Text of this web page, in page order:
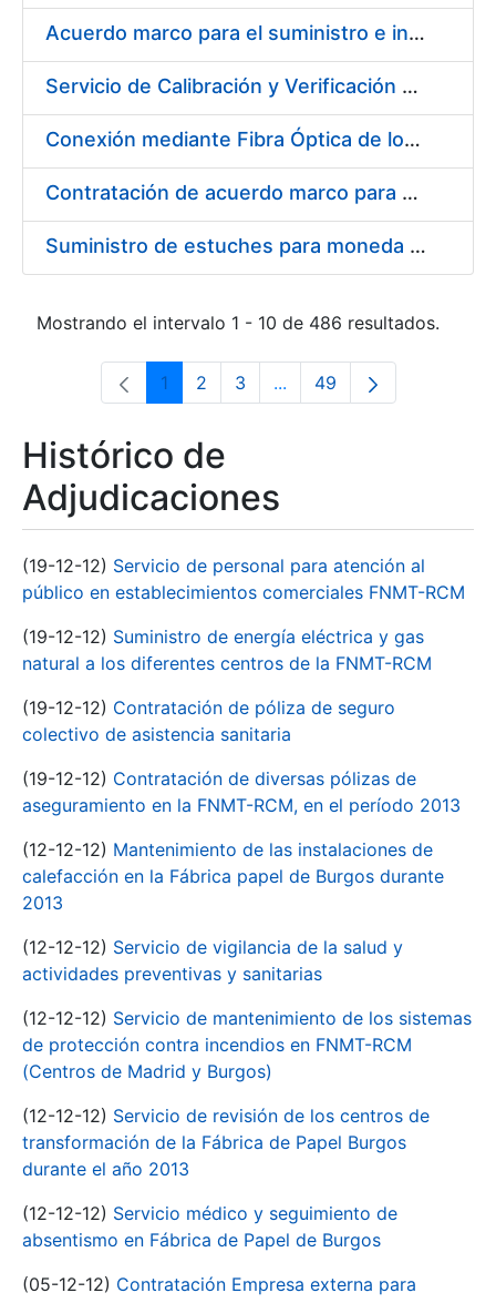
Acuerdo marco para el suministro e instalación de persianas, estores y otros complementos
Servicio de Calibración y Verificación Externa de los Equipos de Medición del Servicio de Prevención de la FNMT-RCM
Conexión mediante Fibra Óptica de los Centros de Proceso de Datos (CPDs) de las sedes de la FNMT-RCM de Burgos y Madrid
Contratación de acuerdo marco para el Suministro de Material de Electricidad para la Fábrica Nacional de Moneda y Timbre-Real Casa de la Moneda en su centro de trabajo de Burgos
Suministro de estuches para moneda de 30 €
Mostrando el intervalo 1 - 10 de 486 resultados.
Página
1 Página
2 Página
3 ...Páginas intermedias Use
Página
49
Histórico de
Adjudicaciones
(19-12-12) Servicio de personal para atención al
público en establecimientos comerciales FNMT-RCM
(19-12-12) Suministro de energía eléctrica y gas
natural a los diferentes centros de la FNMT-RCM
(19-12-12) Contratación de póliza de seguro
colectivo de asistencia sanitaria
(19-12-12) Contratación de diversas pólizas de
aseguramiento en la FNMT-RCM, en el período 2013
(12-12-12) Mantenimiento de las instalaciones de
calefacción en la Fábrica papel de Burgos durante
2013
(12-12-12) Servicio de vigilancia de la salud y
actividades preventivas y sanitarias
(12-12-12) Servicio de mantenimiento de los sistemas
de protección contra incendios en FNMT-RCM
(Centros de Madrid y Burgos)
(12-12-12) Servicio de revisión de los centros de
transformación de la Fábrica de Papel Burgos
durante el año 2013
(12-12-12) Servicio médico y seguimiento de
absentismo en Fábrica de Papel de Burgos
(05-12-12) Contratación Empresa externa para